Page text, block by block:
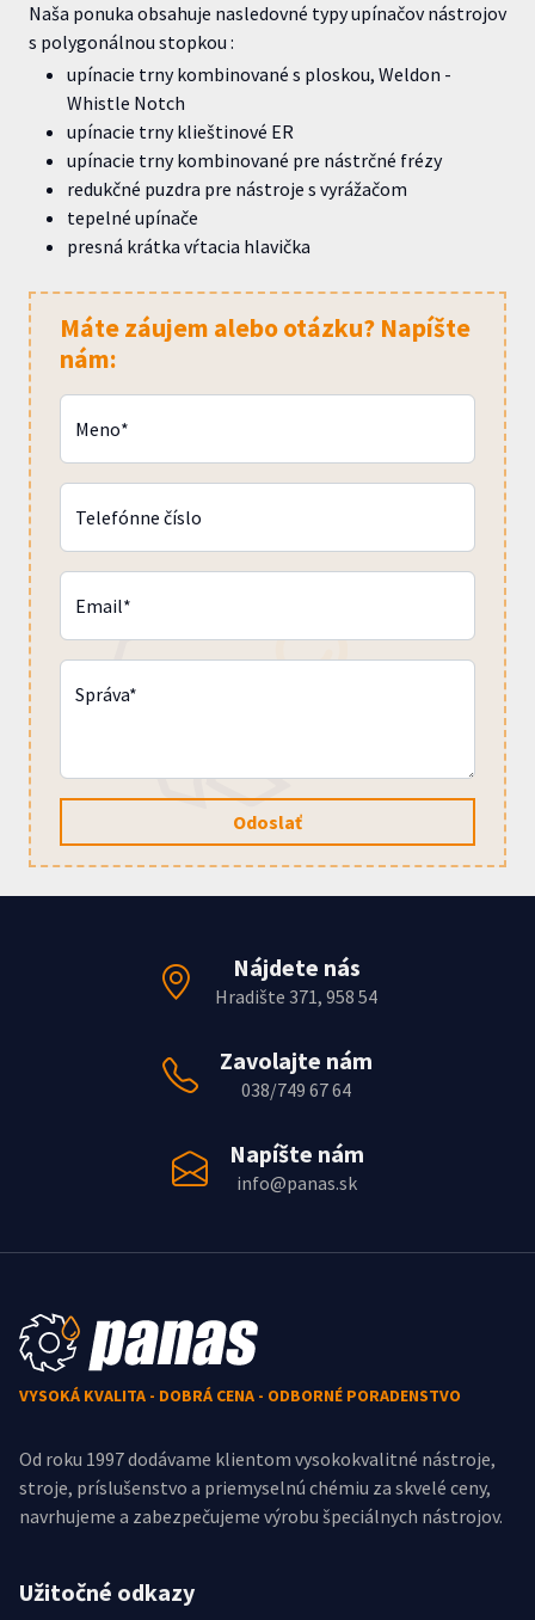
Naša ponuka obsahuje nasledovné typy upínačov nástrojov
s polygonálnou stopkou :
upínacie trny kombinované s ploskou, Weldon -
Whistle Notch
upínacie trny klieštinové ER
upínacie trny kombinované pre nástrčné frézy
redukčné puzdra pre nástroje s vyrážačom
tepelné upínače
presná krátka vŕtacia hlavička
Máte záujem alebo otázku? Napíšte
nám:
Meno*
Telefónne číslo
Email*
Správa*
Odoslať
Nájdete nás
Hradište 371, 958 54
Zavolajte nám
038/749 67 64
Napíšte nám
info@panas.sk
VYSOKÁ KVALITA - DOBRÁ CENA - ODBORNÉ PORADENSTVO
Od roku 1997 dodávame klientom vysokokvalitné nástroje,
stroje, príslušenstvo a priemyselnú chémiu za skvelé ceny,
navrhujeme a zabezpečujeme výrobu špeciálnych nástrojov.
Užitočné odkazy